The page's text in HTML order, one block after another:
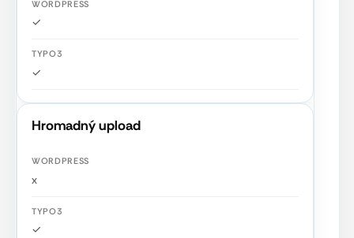
✓
✓
Hromadný upload
x
✓